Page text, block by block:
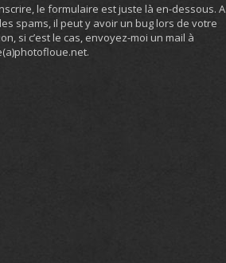
le formulaire est juste là en-dessous. A
spams, il peut y avoir un bug lors de votre
si c’est le cas, envoyez-moi un mail à